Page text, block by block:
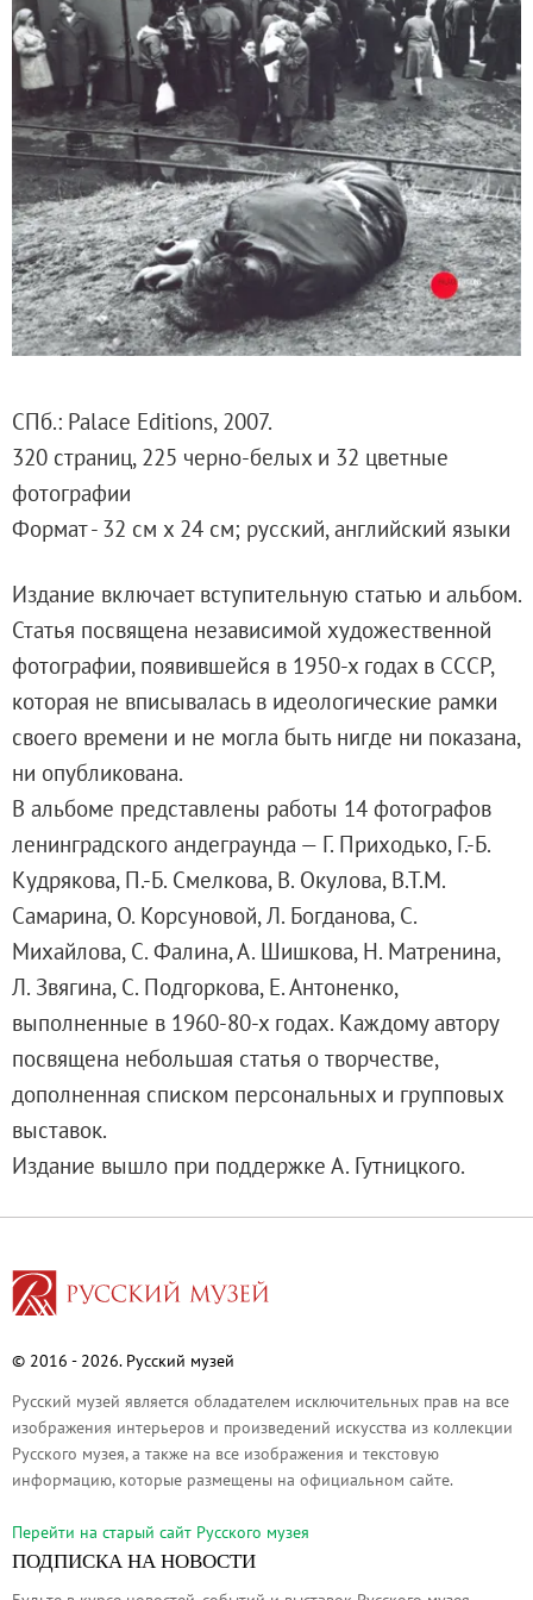
Русское искусство второй половины
Русское народное искусство XVII-XXI
Будущие выставки
Выездные выставки
Садко
Михаил Нестеров
Архив выставок
Степан Эрьзя – скульптор мира. К
Эпоха Императора Александра III и её
Архип Куинджи. Иллюзия света
Наш авангард
Фёдор Васильев. К 175-летию со дня
Посетителям
Справочная информация
Адреса и часы работы
О билетах, льготах и услугах
Правила покупки и возврата билетов
Правила посещения музея
Высказать мнение / Сообщить о проблеме
Экскурсии
Лекции и абонементы
Лекторий
Лекции
Абонементы
Доступный музей
Программы и мероприятия
Социально-культурные проекты
Для СМИ
О Музее
О музее
Генеральный директор
Дирекция
Михайловский (Инженерный) замок
Строгановский дворец
Домик Петра I
Летний дворец Петра I
Летний сад
Западный павильон Михайловского
Восточный павильон Михайловского
СПб.: Palace Editions, 2007.
320 страниц, 225 черно-белых и 32 цветные
фотографии
Формат - 32 см х 24 см; русский, английский языки
Издание включает вступительную статью и альбом.
Статья посвящена независимой художественной
фотографии, появившейся в 1950-х годах в СССР,
которая не вписывалась в идеологические рамки
своего времени и не могла быть нигде ни показана,
ни опубликована.
В альбоме представлены работы 14 фотографов
ленинградского андеграунда — Г. Приходько, Г.-Б.
Кудрякова, П.-Б. Смелкова, В. Окулова, В.Т.М.
Самарина, О. Корсуновой, Л. Богданова, С.
Михайлова, С. Фалина, А. Шишкова, Н. Матренина,
Л. Звягина, С. Подгоркова, Е. Антоненко,
выполненные в 1960-80-х годах. Каждому автору
посвящена небольшая статья о творчестве,
дополненная списком персональных и групповых
выставок.
Издание вышло при поддержке А. Гутницкого.
© 2016 - 2026. Русский музей
Русский музей является обладателем исключительных прав на все
изображения интерьеров и произведений искусства из коллекции
Русского музея, а также на все изображения и текстовую
информацию, которые размещены на официальном сайте.
Перейти на cтарый сайт Русского музея
ПОДПИСКА НА НОВОСТИ